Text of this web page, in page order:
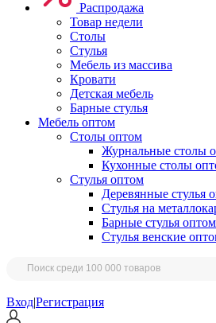
Распродажа
Товар недели
Столы
Стулья
Мебель из массива
Кровати
Детская мебель
Барные стулья
Мебель оптом
Столы оптом
Журнальные столы
Кухонные столы
Стулья оптом
Деревянные стулья
Стулья на
Барные стулья оптом
Стулья венские
Вход|Регистрация